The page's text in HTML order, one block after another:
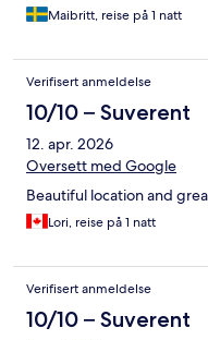
Maibritt, reise på 1 natt
Verifisert anmeldelse
10/10 – Suverent
12. apr. 2026
Oversett med Google
Beautiful location and
Lori, reise på 1 natt
Verifisert anmeldelse
10/10 – Suverent